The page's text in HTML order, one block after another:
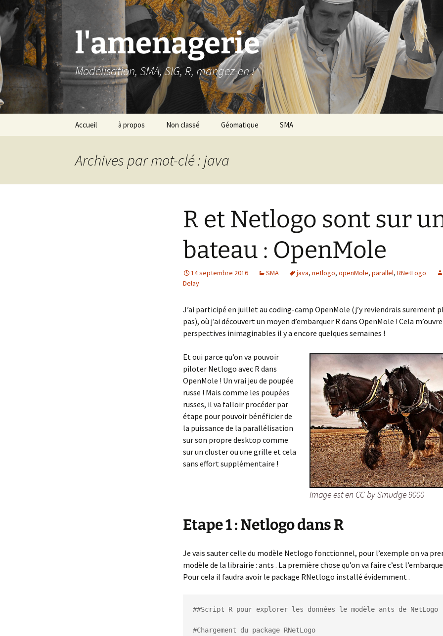
Aller
au
contenu
l'amenagerie
Modélisation, SMA, SIG, R, mangez-en !
Accueil à propos Non classé Géomatique SMA
Archives par mot-clé : java
R et Netlogo sont sur
bateau : OpenMole
14 septembre 2016 SMA java, netlogo, openMole, parallel, RNetLogo
Delay
J’ai participé en juillet au coding-camp OpenMole (j’y reviendrais surement
pas), où j’ai découvert un moyen d’embarquer R dans OpenMole ! Cela
perspectives inimaginables il y a encore quelques semaines !
Image est en CC by Smudge 9000
Et oui parce qu’on va pouvoir
piloter Netlogo avec R dans
OpenMole ! Un vrai jeu de poupée
russe ! Mais comme les poupées
russes, il va falloir procéder par
étape pour pouvoir bénéficier de
la puissance de la parallélisation
sur son propre desktop comme
sur un cluster ou une grille et cela
sans effort supplémentaire !
Etape 1 : Netlogo dans R
Je vais sauter celle du modèle Netlogo fonctionnel, pour l’exemple on va
modèle de la librairie : ants . La première chose qu’on va faire c’est
Pour cela il faudra avoir le package RNetlogo installé évidemment .
##Script R pour explorer les données le modèle ants de NetLogo
#Chargement du package RNetLogo